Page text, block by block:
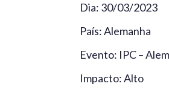
Dia: 30/03/2023
País: Alemanha
Evento: IPC –
Impacto: Alto